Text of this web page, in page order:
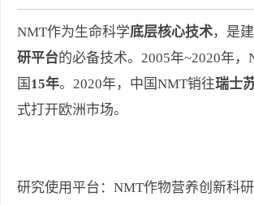
NMT作为生命科学底层核心技术，是
研平台的必备技术。2005年~2020年，
国 15年。2020年，中国NMT销往瑞士
式打开欧洲市场。
研究使用平台：NMT作物营养创新科